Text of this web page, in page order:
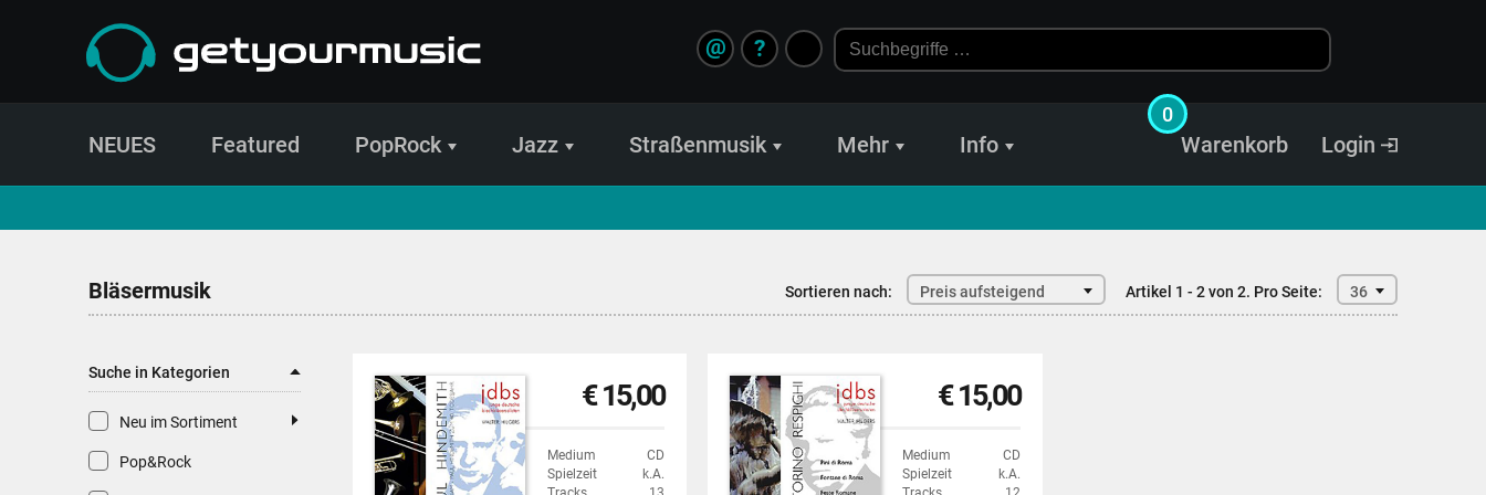
?
@
NEUES Featured PopRock Jazz Straßenmusik Mehr Info Login
Warenkorb
0
Bläsermusik Sortieren nach: Preis aufsteigend Artikel 1 - 2 von 2. Pro Seite: 36
Suche in Kategorien
Neu im Sortiment
Pop&Rock
€ 15,00
Medium
CD
Spielzeit
k.A.
€ 15,00
Medium
CD
Spielzeit
k.A.